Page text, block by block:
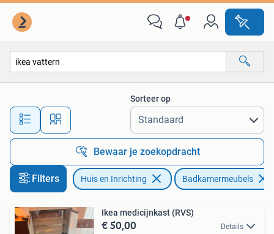
Alle afstanden…
Sorteer op
Bewaar je zoekopdracht
Filters Huis en Inrichting Badkamermeubels
Ikea medicijnkast (RVS)
€ 50,00 Details